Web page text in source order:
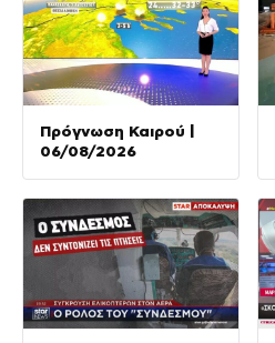
Πρόγνωση Καιρού |
06/08/2026